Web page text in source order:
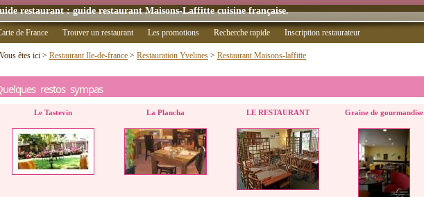
restaurant : guide restaurant Maisons-Laffitte cuisine française.
de France Trouver un restaurant Les promotions Recherche rapide Inscription restaurateur
Vous êtes ici > Restaurant Ile-de-france > Restauration Yvelines > Restaurant Maisons-laffitte
restos sympas
Le Tastevin La Plancha LE RESTAURANT Graine de gourmandise